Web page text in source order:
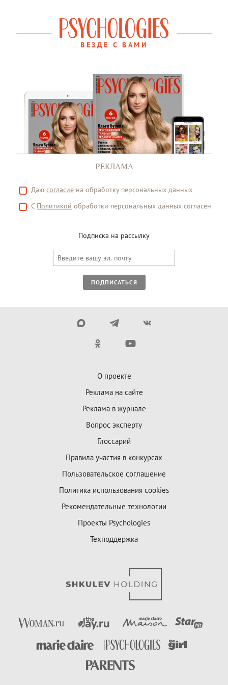
ВЕЗДЕ С ВАМИ
РЕКЛАМА
Даю согласие на обработку персональных данных
С Политикой обработки персональных данных согласен
Подписка на рассылку
ПОДПИСАТЬСЯ
О проекте
Реклама на сайте
Реклама в журнале
Вопрос эксперту
Глоссарий
Правила участия в конкурсах
Пользовательское соглашение
Политика использования cookies
Рекомендательные технологии
Проекты Psychologies
Техподдержка